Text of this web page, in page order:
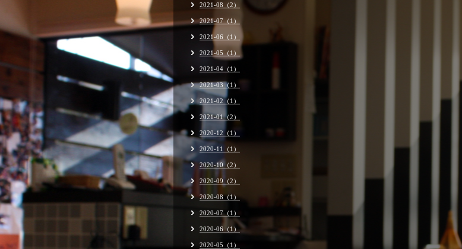
2021-08（2）
2021-07（1）
2021-06（1）
2021-05（1）
2021-04（1）
2021-03（1）
2021-02（1）
2021-01（2）
2020-12（1）
2020-11（1）
2020-10（2）
2020-09（2）
2020-08（1）
2020-07（1）
2020-06（1）
2020-05（1）